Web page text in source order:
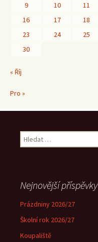
9
10 11
16
17 18
23
24 25
30
« Říj
Pro »
Vyhledávání
Nejnovější příspěvky
Prázdniny 2026/27
Školní rok 2026/27
Koupaliště